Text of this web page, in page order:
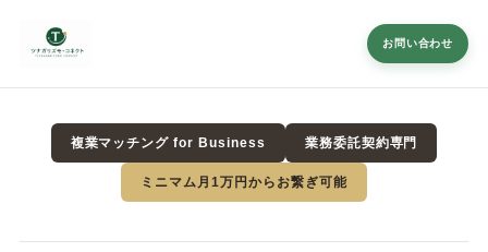
お問い合わせ
複業マッチング for Business 業務委託契約専門
ミニマム月1万円からお繋ぎ可能